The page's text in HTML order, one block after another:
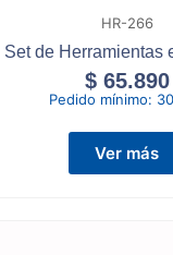
HR-266
Set de Herramientas
$65.890
Pedido mínimo:
Ver más